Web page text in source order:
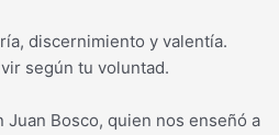
discernimiento y valentía.
según tu voluntad.
Juan Bosco, quien nos enseñó a